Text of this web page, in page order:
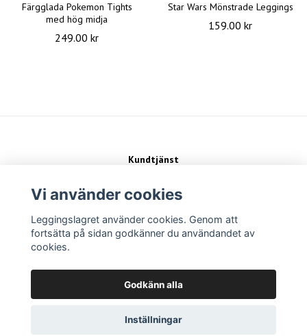
Färgglada Pokemon Tights
med hög midja
249.00 kr
Star Wars Mönstrade Leggings
159.00 kr
Kundtjänst
Köpvillkor
Sociala medier
Vi använder cookies
Leggingslagret använder cookies. Genom att
fortsätta på sidan godkänner du användandet av
cookies.
Godkänn alla
Inställningar